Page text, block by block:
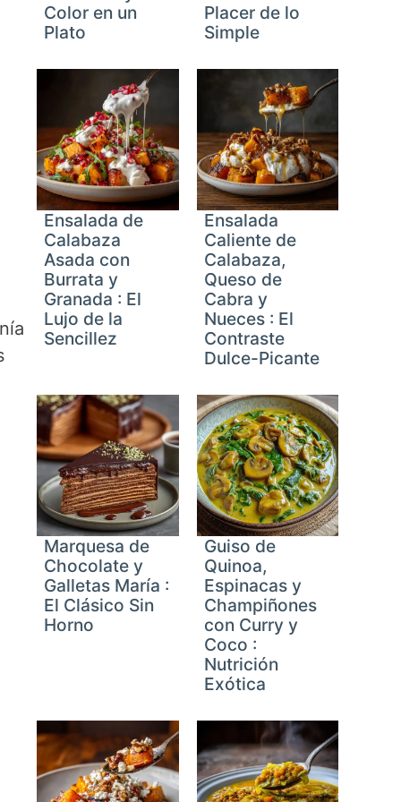
Color en un
Plato
Placer de lo
Simple
Ensalada de
Calabaza
Asada con
Burrata y
Granada : El
Lujo de la
Sencillez
Ensalada
Caliente de
Calabaza,
Queso de
Cabra y
Nueces : El
Contraste
Dulce-Picante
Marquesa de
Chocolate y
Galletas María :
El Clásico Sin
Horno
Guiso de
Quinoa,
Espinacas y
Champiñones
con Curry y
Coco :
Nutrición
Exótica